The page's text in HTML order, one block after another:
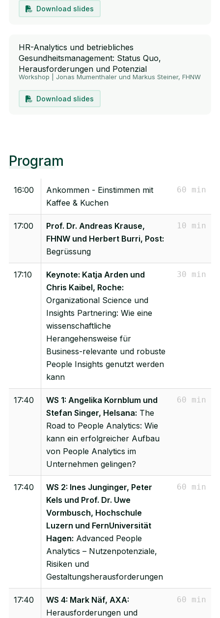
Download slides
HR-Analytics und betriebliches
Gesundheitsmanagement: Status Quo,
Herausforderungen und Potenzial
Workshop | Jonas Mumenthaler und Markus Steiner, FHNW
Download slides
Program
16:00
Ankommen - Einstimmen mit
Kaffee & Kuchen
60 min
17:00
Prof. Dr. Andreas Krause,
FHNW und Herbert Burri, Post:
Begrüssung
10 min
17:10
Keynote: Katja Arden und
Chris Kaibel, Roche:
Organizational Science und
Insights Partnering: Wie eine
wissenschaftliche
Herangehensweise für
Business-relevante und robuste
People Insights genutzt werden
kann
30 min
17:40
WS 1: Angelika Kornblum und
Stefan Singer, Helsana: The
Road to People Analytics: Wie
kann ein erfolgreicher Aufbau
von People Analytics im
Unternehmen gelingen?
60 min
17:40
WS 2: Ines Junginger, Peter
Kels und Prof. Dr. Uwe
Vormbusch, Hochschule
Luzern und FernUniversität
Hagen: Advanced People
Analytics – Nutzenpotenziale,
Risiken und
Gestaltungsherausforderungen
60 min
17:40
WS 4: Mark Näf, AXA:
Herausforderungen und
60 min